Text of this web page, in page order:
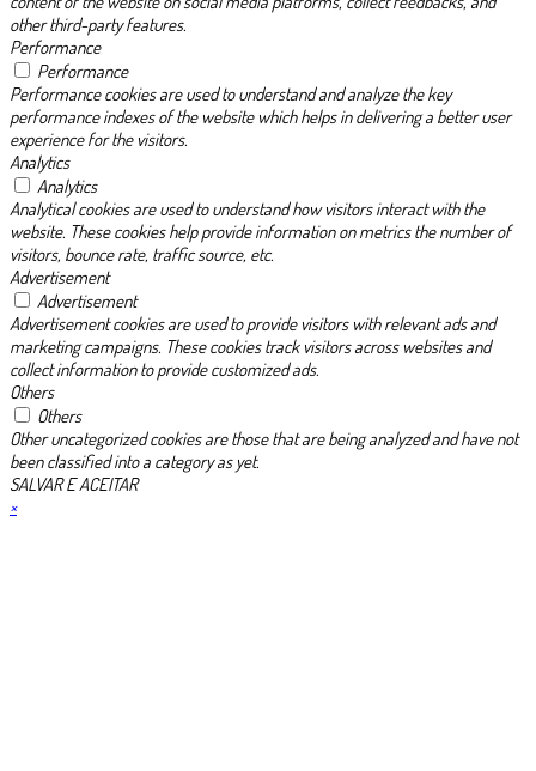
other third-party features.
Performance
Performance
Performance cookies are used to understand and analyze the key
performance indexes of the website which helps in delivering a better user
experience for the visitors.
Analytics
Analytics
Analytical cookies are used to understand how visitors interact with the
website. These cookies help provide information on metrics the number of
visitors, bounce rate, traffic source, etc.
Advertisement
Advertisement
Advertisement cookies are used to provide visitors with relevant ads and
marketing campaigns. These cookies track visitors across websites and
collect information to provide customized ads.
Others
Others
Other uncategorized cookies are those that are being analyzed and have not
been classified into a category as yet.
SALVAR E ACEITAR
×